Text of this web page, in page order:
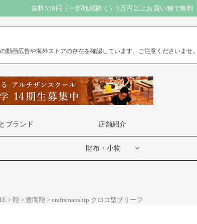
送料550円（一部地域除く）3万円以上お買い物で無料
動画広告や海外ストアの存在を確認しています。ご注意くださいませ。
ブランド 店舗紹介
財布・小物
鞄 豊岡鞄 craftsmanship クロコ型ブリーフ